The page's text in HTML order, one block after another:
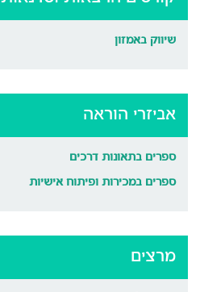
שיווק באמזון
אביזרי הוראה
ספרים בתאונות דרכים
ספרים במכירות ופיתוח אישיות
מרצים